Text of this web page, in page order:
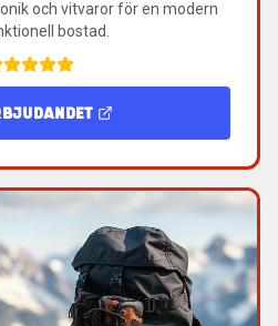
och vitvaror för en modern
bostad.